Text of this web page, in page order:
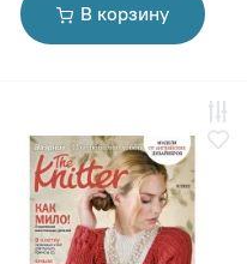
В корзину